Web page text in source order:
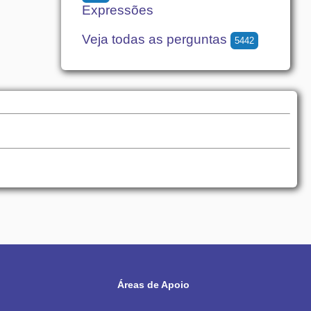
Expressões
Veja todas as perguntas
5442
Áreas de Apoio